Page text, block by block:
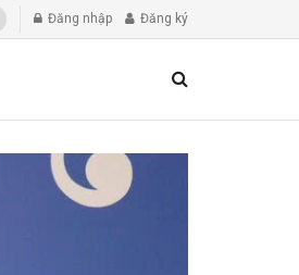
Đăng nhập Đăng ký